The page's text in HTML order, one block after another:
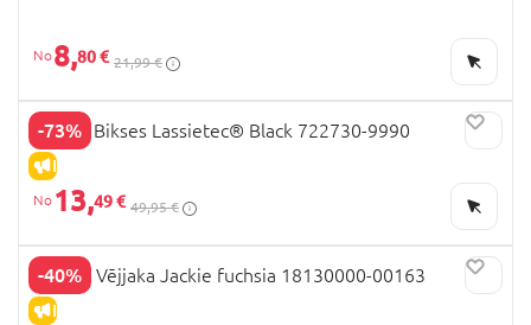
8,80 € 21,99 €
-73%
IZPĀRDOŠANA
LASSIE Bikses Lassietec® Black 722730-9990
13,49 € 49,95 €
-40%
IZPĀRDOŠANA
HUPPA Vējjaka Jackie fuchsia 18130000-00163